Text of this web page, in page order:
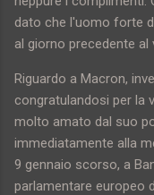
dato che l'uomo forte
al giorno precedente
Riguardo a Macron,
congratulandosi per la
molto amato dal suo
immediatamente alla
9 gennaio scorso, a
parlamentare europeo